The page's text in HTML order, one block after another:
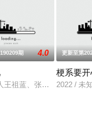
档介绍湖南湘菜的人文
期 4.0
王祖蓝、张绍刚、李诞和
更新至第
梗系要
2022 / 未